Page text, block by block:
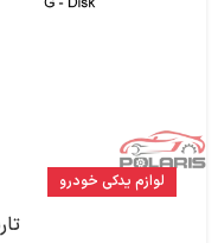
لوازم یدکی خودرو